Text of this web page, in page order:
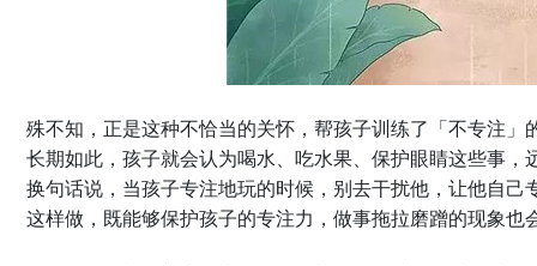
殊不知，正是这种不恰当的关怀，帮孩子训练了「不专注」
长期如此，孩子就会认为喝水、吃水果、保护眼睛这些事，
换句话说，当孩子专注地玩的时候，别去干扰他，让他自己
这样做，既能够保护孩子的专注力，做事拖拉磨蹭的现象也